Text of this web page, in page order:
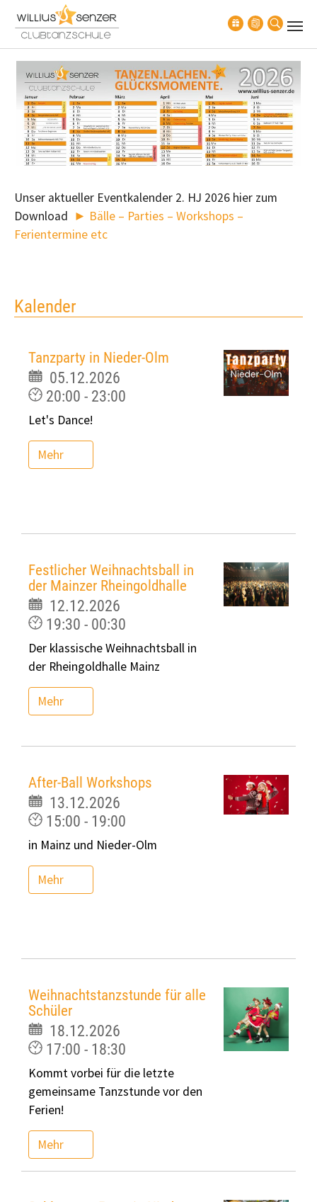
Zum Hauptinhalt springen
Unser aktueller Eventkalender 2. HJ 2026 hier zum
Download ► Bälle – Parties – Workshops –
Ferientermine etc
Kalender
Tanzparty in Nieder-Olm
05.12.2026
20:00 - 23:00
Let's Dance!
Mehr
Festlicher Weihnachtsball in
der Mainzer Rheingoldhalle
12.12.2026
19:30 - 00:30
Der klassische Weihnachtsball in
der Rheingoldhalle Mainz
Mehr
After-Ball Workshops
13.12.2026
15:00 - 19:00
in Mainz und Nieder-Olm
Mehr
Weihnachtstanzstunde für alle
Schüler
18.12.2026
17:00 - 18:30
Kommt vorbei für die letzte
gemeinsame Tanzstunde vor den
Ferien!
Mehr